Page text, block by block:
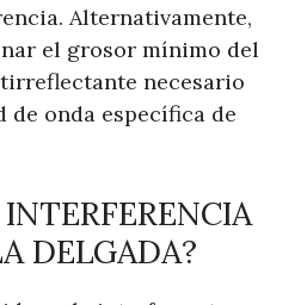
Alternativamente,
el grosor mínimo del
necesario
onda específica de
DELGADA?